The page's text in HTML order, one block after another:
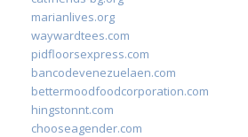
marianlives.org
waywardtees.com
pidfloorsexpress.com
bancodevenezuelaen.com
bettermoodfoodcorporation.com
hingstonnt.com
chooseagender.com